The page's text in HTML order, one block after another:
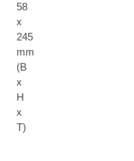
58
x
245
mm
(B
x
H
x
T)